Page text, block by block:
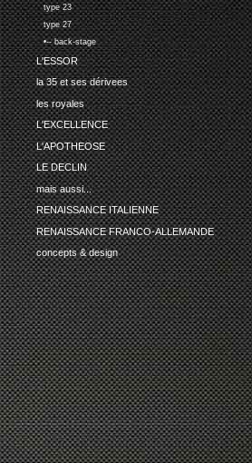
type 23
type 27
•-- back-stage
L'ESSOR
la 35 et ses dérivees
les royales
L'EXCELLENCE
L'APOTHEOSE
LE DECLIN
mais aussi...
RENAISSANCE ITALIENNE
RENAISSANCE FRANCO-ALLEMANDE
concepts & design